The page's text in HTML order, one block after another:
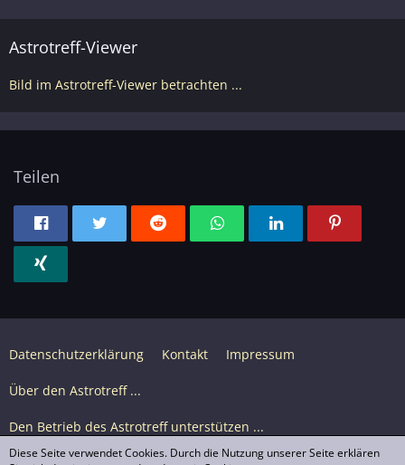
Astrotreff-Viewer
Bild im Astrotreff-Viewer betrachten ...
Teilen
Datenschutzerklärung Kontakt Impressum
Über den Astrotreff ...
Den Betrieb des Astrotreff unterstützen ...
Diese Seite verwendet Cookies. Durch die Nutzung unserer Seite erklären